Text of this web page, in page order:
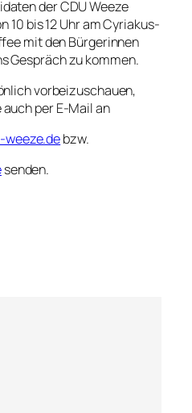
der CDU Weeze
10 bis 12 Uhr am Cyriakus-
mit den Bürgerinnen
Gespräch zu kommen.
vorbeizuschauen,
auch per E-Mail an
weeze.debzw.
senden.